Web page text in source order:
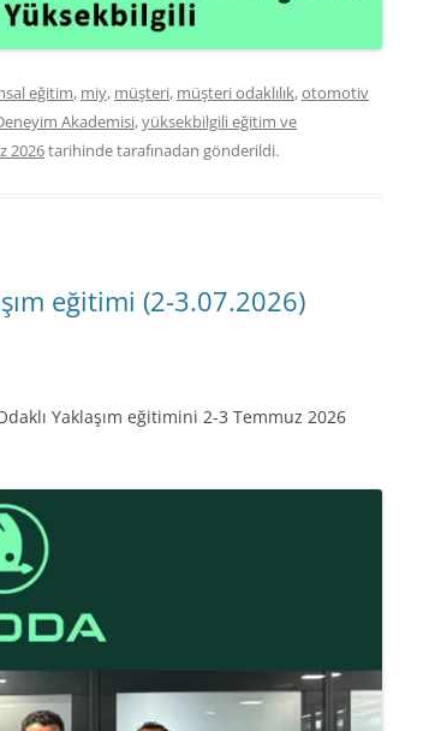
eğitim, miy, müşteri, müşteri odaklılık,otomotiv
Akademisi,yüksekbilgili eğitim ve
2026tarihindetarafınadan gönderildi.
eğitimi (2-3.07.2026)
Yaklaşım eğitimini 2-3 Temmuz 2026